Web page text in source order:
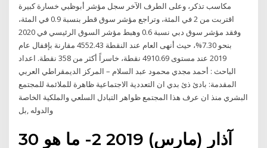
مكاسب تذكر، وعلى الطرف الآخر سجل مؤشر أبوظبي خسارة كبيرة
اقتربت من 2 في المئة، وتراجع مؤشر سوق قطر بنسبة 0.9 في المئة،
وفقد مؤشر سوق دبي نسبة 0.6 وهبط مؤشر السوق الرئيسي في 2020
بنحو 7.30%، حيث أنهى العام عند النقطة 4552.43 مقارنة بإقفال عام
2019 عند مستوى 4910.69 نقطة، خاسراً أكثر من 358 نقطة. اعداد
الباحث : أحمد مجدي محمود عبد السلام – المركز الديمقراطي العربي
المقدمة: بادئ ذئ بدي ان التعددية الاجتماعية ظاهرة للملائمة للمجتمع
البشري منذ ان عرف هذا المجتمع ظواهر التبادل السلعي والملكية الخاصة
والدوله ,بل
30 آذار (مارس) 2019 2- ما هو